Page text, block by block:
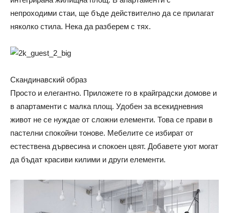
непроходими стаи, ще бъде действително да се прилагат
няколко стила. Нека да разберем с тях.
Скандинавский образ
Просто и елегантно. Приложете го в крайградски домове и
в апартаменти с малка площ. Удобен за всекидневния
живот не се нуждае от сложни елементи. Това се прави в
пастелни спокойни тонове. Мебелите се избират от
естествена дървесина и спокоен цвят. Добавете уют могат
да бъдат красиви килими и други елементи.